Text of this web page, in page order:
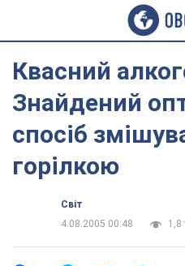
Квасний
Знайдений
спосіб
горілкою
Світ
4.08.2005 00:48
1,8